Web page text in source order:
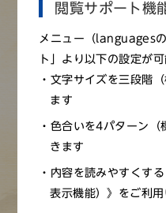
※画像をクリックすると
有馬温泉の最古の記録は
（じょめい）天皇が行幸
したが、行基が聖武（し
閲覧サポート機
メニュー（languages
ト」より以下の設定が可
文字サイズを三段階
ます
色合いを4パターン（
きます
内容を読みやすくす
表示機能）》をご利